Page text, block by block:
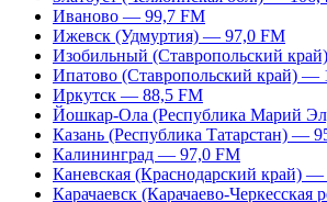
Иваново — 99,7 FM
Ижевск (Удмуртия) — 97,0 FM
Изобильный (Ставропольский
Ипатово (Ставропольский край) —
Иркутск — 88,5 FM
Йошкар-Ола (Республика Марий
Казань (Республика Татарстан) —
Калининград — 97,0 FM
Каневская (Краснодарский край)
Карачаевск (Карачаево-